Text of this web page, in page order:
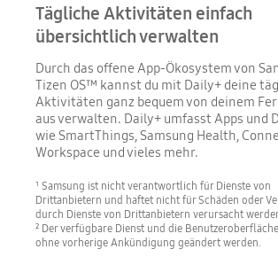
Tägliche Aktivitäten einfach
übersichtlich verwalten
Durch das offene App-Ökosystem von
Tizen OS™ kannst du mit Daily+ deine
Aktivitäten ganz bequem von deinem
aus verwalten. Daily+ umfasst Apps und
wie SmartThings, Samsung Health,
Workspace und vieles mehr.
¹ Samsung ist nicht verantwortlich für Dienste von
Drittanbietern und haftet nicht für Schäden oder
durch Dienste von Drittanbietern verursacht
² Der verfügbare Dienst und die
ohne vorherige Ankündigung geändert werden.